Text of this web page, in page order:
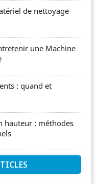
de nettoyage
une Machine
: quand et
hauteur : méthodes